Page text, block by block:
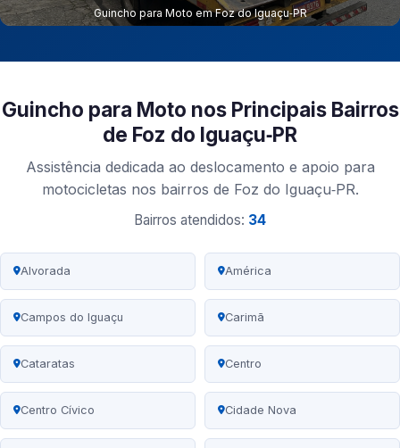
Guincho para Moto em Foz do Iguaçu‑PR
Guincho para Moto nos Principais Bairros
de Foz do Iguaçu‑PR
Assistência dedicada ao deslocamento e apoio para
motocicletas nos bairros de Foz do Iguaçu‑PR.
Bairros atendidos: 34
Alvorada América
Campos do Iguaçu Carimã
Cataratas Centro
Centro Cívico Cidade Nova